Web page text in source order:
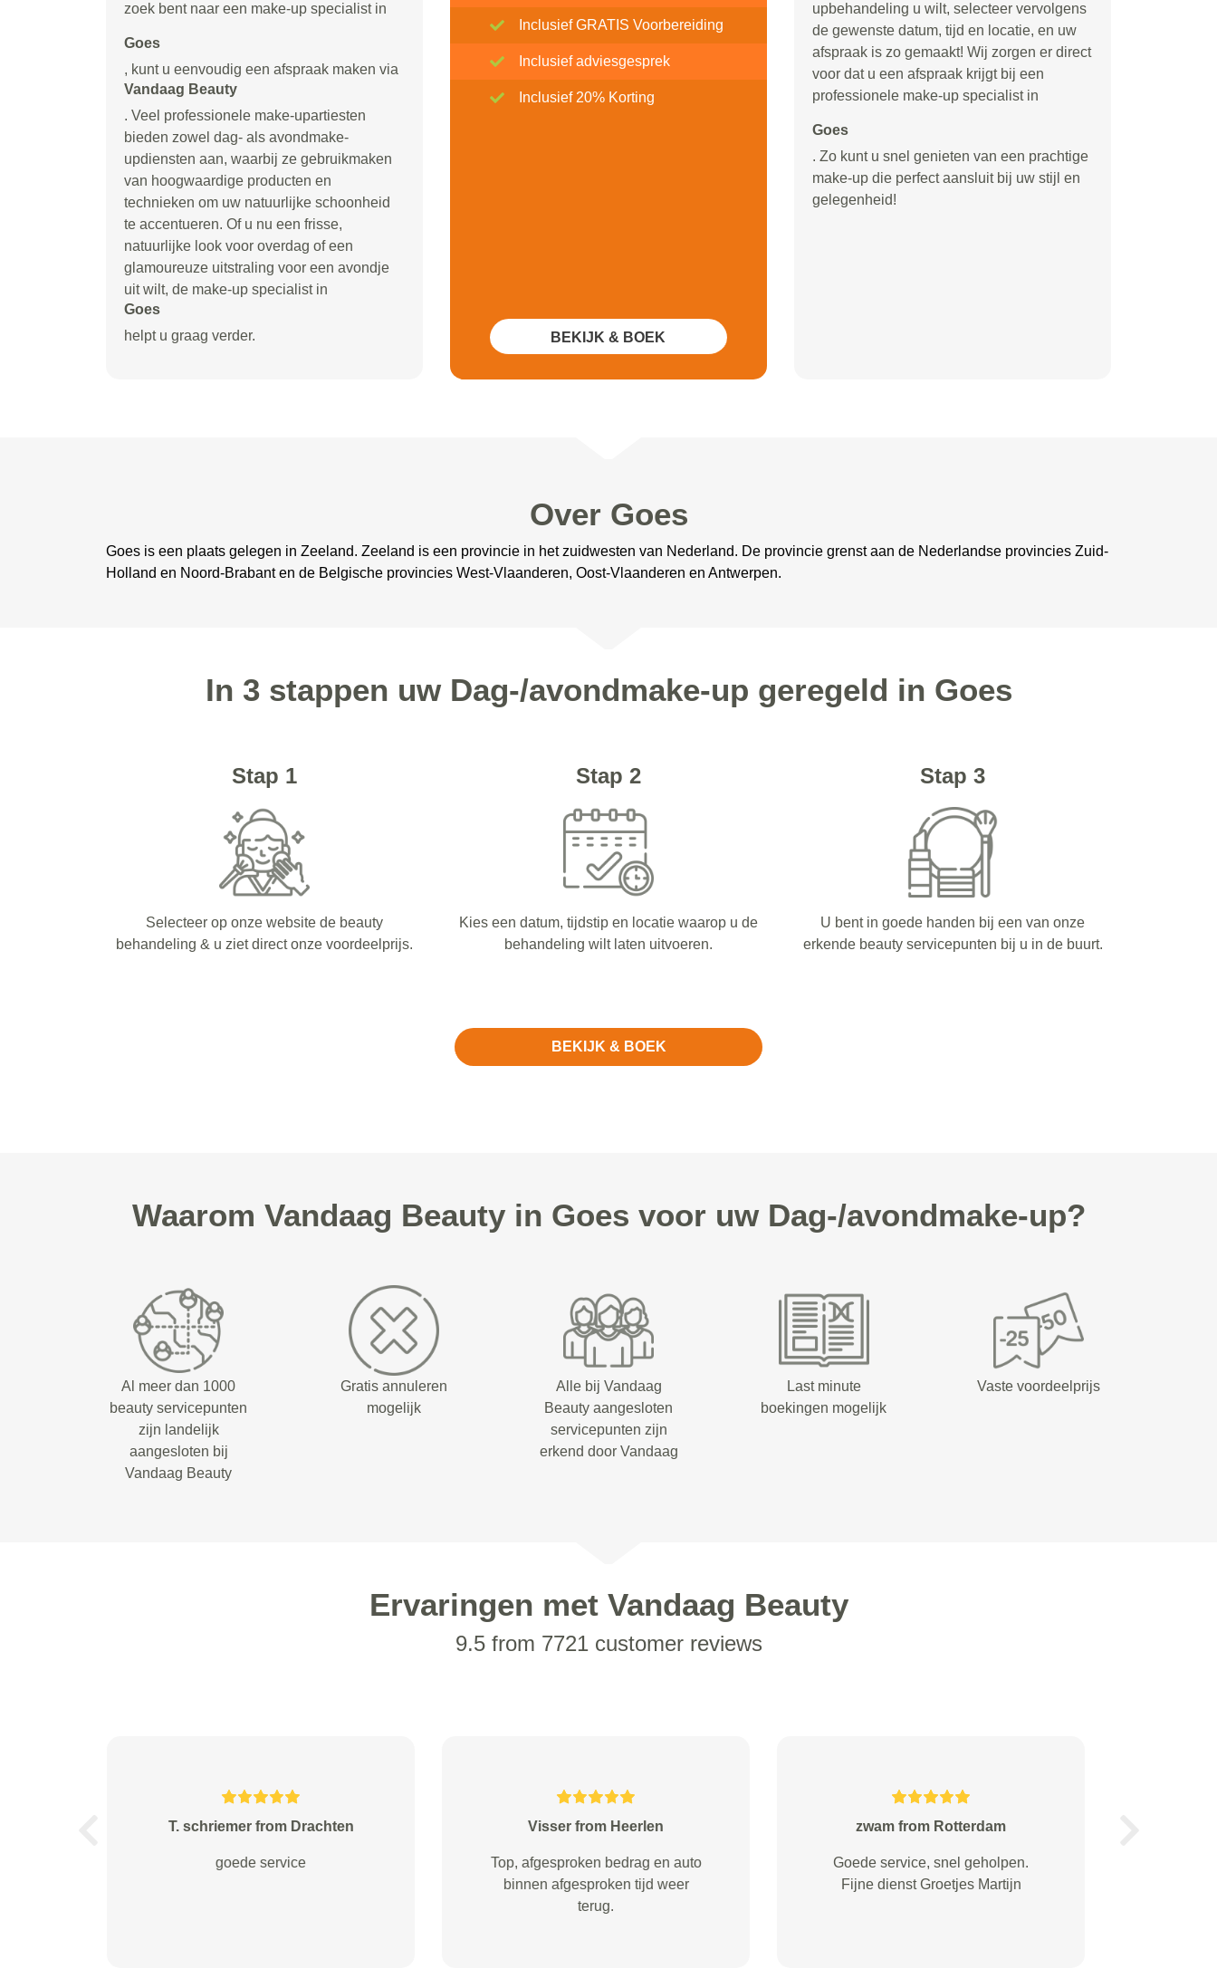
zoek bent naar een make-up specialist in
Goes
, kunt u eenvoudig een afspraak maken via
Vandaag Beauty
. Veel professionele make-upartiesten
bieden zowel dag- als avondmake-
updiensten aan, waarbij ze gebruikmaken
van hoogwaardige producten en
technieken om uw natuurlijke schoonheid
te accentueren. Of u nu een frisse,
natuurlijke look voor overdag of een
glamoureuze uitstraling voor een avondje
uit wilt, de make-up specialist in
Goes
helpt u graag verder.
Inclusief GRATIS Voorbereiding
Inclusief adviesgesprek
Inclusief 20% Korting
BEKIJK & BOEK
upbehandeling u wilt, selecteer vervolgens
de gewenste datum, tijd en locatie, en uw
afspraak is zo gemaakt! Wij zorgen er direct
voor dat u een afspraak krijgt bij een
professionele make-up specialist in
Goes
. Zo kunt u snel genieten van een prachtige
make-up die perfect aansluit bij uw stijl en
gelegenheid!
Over Goes
Goes is een plaats gelegen in Zeeland. Zeeland is een provincie in het zuidwesten van Nederland. De provincie grenst aan de Nederlandse provincies Zuid-
Holland en Noord-Brabant en de Belgische provincies West-Vlaanderen, Oost-Vlaanderen en Antwerpen.
In 3 stappen uw Dag-/avondmake-up geregeld in Goes
Stap 1
Selecteer op onze website de beauty
behandeling & u ziet direct onze voordeelprijs.
Stap 2
Kies een datum, tijdstip en locatie waarop u de
behandeling wilt laten uitvoeren.
Stap 3
U bent in goede handen bij een van onze
erkende beauty servicepunten bij u in de buurt.
BEKIJK & BOEK
Waarom Vandaag Beauty in Goes voor uw Dag-/avondmake-up?
Al meer dan 1000
beauty servicepunten
zijn landelijk
aangesloten bij
Vandaag Beauty
Gratis annuleren
mogelijk
Alle bij Vandaag
Beauty aangesloten
servicepunten zijn
erkend door Vandaag
Last minute
boekingen mogelijk
Vaste voordeelprijs
Ervaringen met Vandaag Beauty
9.5 from 7721 customer reviews
zwam from Rotterdam
Goede service, snel geholpen.
Essers from Vught
Conform afspraak, snelle service
Auto mooi schoon Doel volledig
bereikt
Coopmans from
Super fijne service en kwaliteit
geleverd met het ophalen &